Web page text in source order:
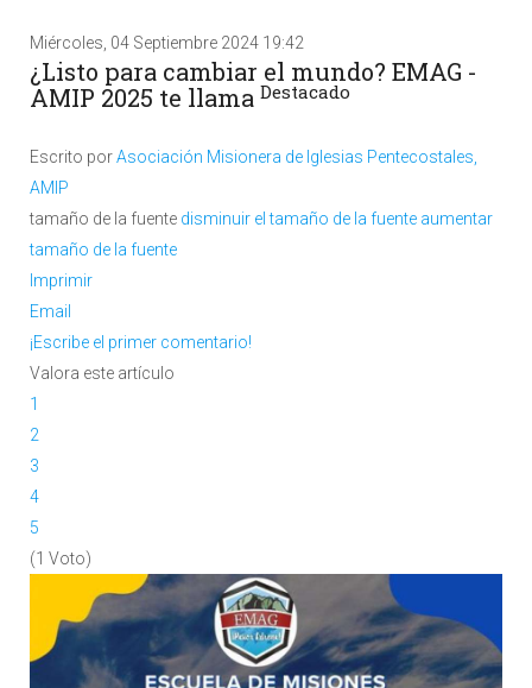
Miércoles, 04 Septiembre 2024 19:42
¿Listo para cambiar el mundo? EMAG -
AMIP 2025 te llama Destacado
Escrito porAsociación Misionera de Iglesias Pentecostales,
AMIP
tamaño de la fuente disminuir el tamaño de la fuente aumentar
tamaño de la fuente
Imprimir
Email
¡Escribe el primer comentario!
Valora este artículo
1
2
3
4
5
(1 Voto)